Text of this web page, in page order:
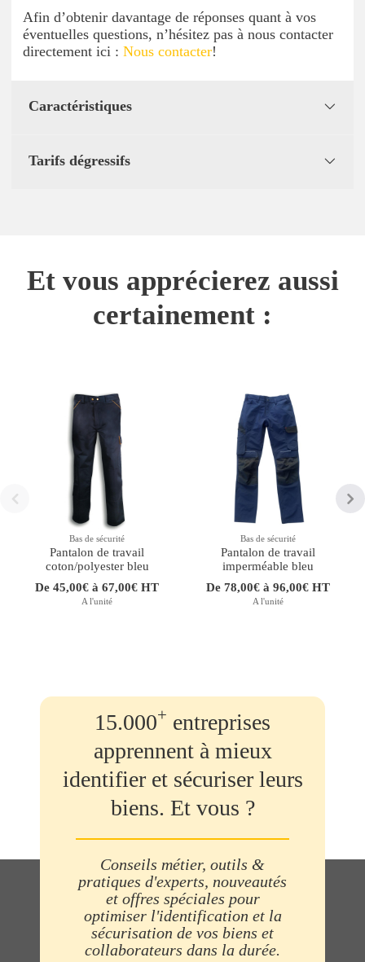
Afin d’obtenir davantage de réponses quant à vos
éventuelles questions, n’hésitez pas à nous contacter
directement ici : Nous contacter!
Caractéristiques
Tarifs dégressifs
Et vous apprécierez aussi
certainement :
Bas de sécurité
Pantalon de travail
coton/polyester bleu
De 45,00€ à 67,00€ HT
A l'unité
Bas de sécurité
Pantalon de travail
imperméable bleu
De 78,00€ à 96,00€ HT
A l'unité
15.000+ entreprises
apprennent à mieux
identifier et sécuriser leurs
biens. Et vous ?
Conseils métier, outils &
pratiques d'experts, nouveautés
et offres spéciales pour
optimiser l'identification et la
sécurisation de vos biens et
collaborateurs dans la durée.